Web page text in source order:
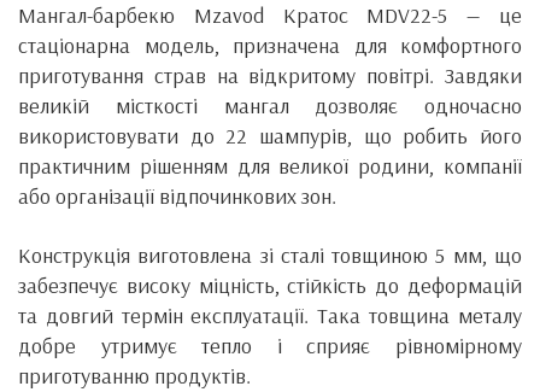
Мангал-барбекю Mzavod Кратос MDV22-5 — це
стаціонарна модель, призначена для комфортного
приготування страв на відкритому повітрі. Завдяки
великій місткості мангал дозволяє одночасно
використовувати до 22 шампурів, що робить його
практичним рішенням для великої родини, компанії
або організації відпочинкових зон.
Конструкція виготовлена зі сталі товщиною 5 мм, що
забезпечує високу міцність, стійкість до деформацій
та довгий термін експлуатації. Така товщина металу
добре утримує тепло і сприяє рівномірному
приготуванню продуктів.